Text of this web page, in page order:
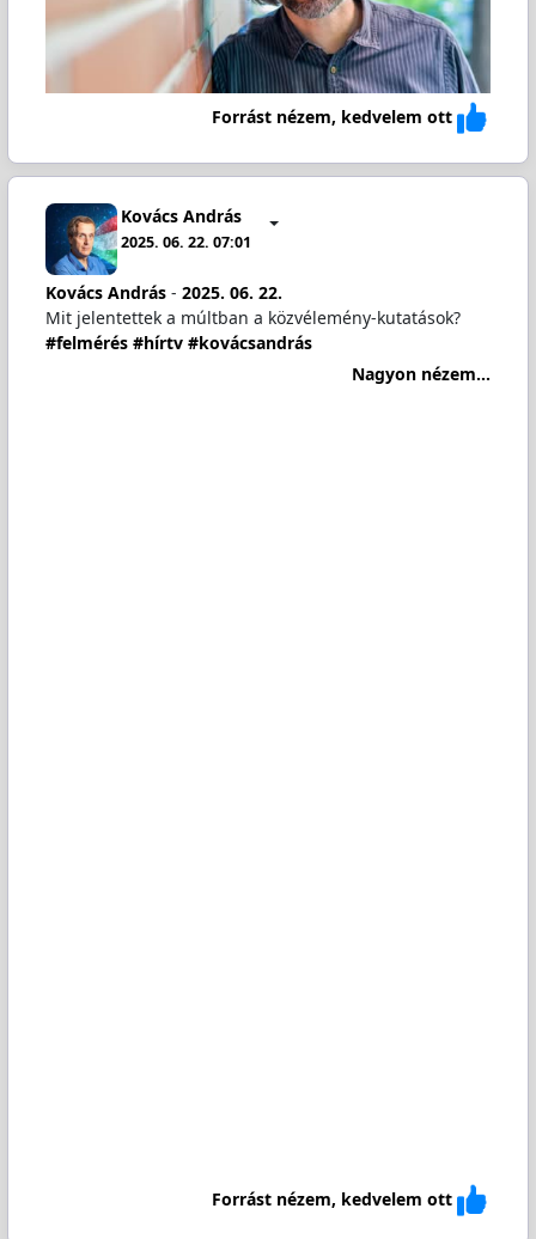
Forrást nézem, kedvelem ott
Kovács András
2025. 06. 22. 07:01
Kovács András- 2025. 06. 22.
Mit jelentettek a múltban a közvélemény-kutatások?
#felmérés #hírtv #kovácsandrás
Nagyon nézem...
Forrást nézem, kedvelem ott